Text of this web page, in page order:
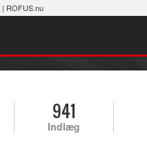
| ROFUS.nu
941
Indlæg